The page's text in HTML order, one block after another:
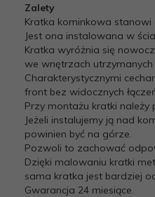
Zalety
Kratka kominkowa stanowi
Jest ona instalowana w
Kratka wyróżnia się
we wnętrzach utrzymanych
Charakterystycznymi
front bez widocznych
Przy montażu kratki należy
Jeżeli instalujemy ją nad
powinien być na górze.
Pozwoli to zachować
Dzięki malowaniu kratki
sama kratka jest bardziej
Gwarancja 24 miesiące.